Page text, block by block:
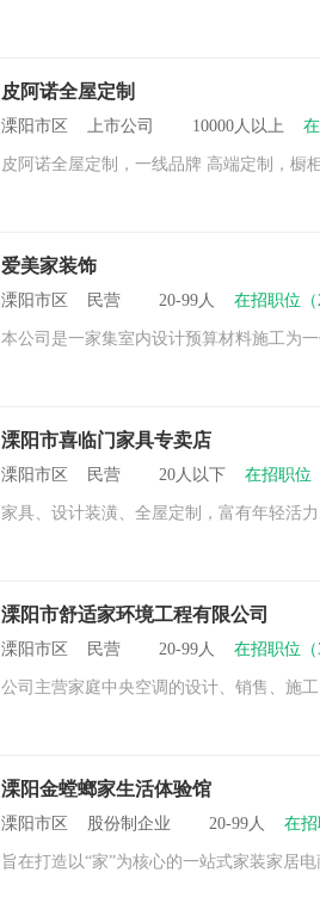
皮阿诺全屋定制
溧阳市区 上市公司 10000人以上
皮阿诺全屋定制，一线品牌 高端定制，橱
爱美家装饰
溧阳市区 民营 20-99人 在招职位（
本公司是一家集室内设计预算材料施工为
溧阳市喜临门家具专卖店
溧阳市区 民营 20人以下 在招职位
家具、设计装潢、全屋定制，富有年轻活
溧阳市舒适家环境工程有限公司
溧阳市区 民营 20-99人 在招职位（
公司主营家庭中央空调的设计、销售、施
溧阳金螳螂家生活体验馆
溧阳市区 股份制企业 20-99人 在
旨在打造以“家”为核心的一站式家装家居